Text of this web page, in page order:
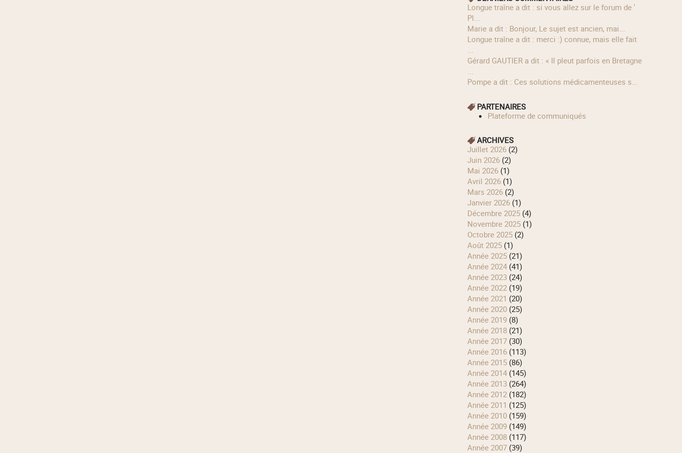
longue traîne a dit : si vous allez sur le forum de '
Pl...
Marie a dit : Bonjour, Le sujet est ancien, mai...
longue traîne a dit : merci :) connue, mais elle fait
...
Gérard GAUTIER a dit : « Il pleut parfois en Bretagne
...
Pompe a dit : Ces solutions médicamenteuses s...
PARTENAIRES
Plateforme de communiqués
ARCHIVES
juillet 2026(2)
juin 2026(2)
mai 2026(1)
avril 2026(1)
mars 2026(2)
janvier 2026(1)
décembre 2025(4)
novembre 2025(1)
octobre 2025(2)
août 2025(1)
année 2025(21)
année 2024(41)
année 2023(24)
année 2022(19)
année 2021 (20)
année 2020(25)
année 2019(8)
année 2018(21)
année 2017(30)
année 2016(113)
année 2015(86)
année 2014(145)
année 2013(264)
année 2012(182)
année 2011 (125)
année 2010(159)
année 2009(149)
année 2008(117)
année 2007(39)